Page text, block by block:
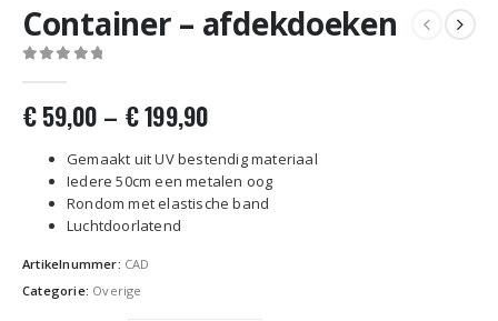
Container – afdekdoeken
€59,00 – €199,90
Gemaakt uit UV bestendig materiaal
Iedere 50cm een metalen oog
Rondom met elastische band
Luchtdoorlatend
Artikelnummer: CAD
Categorie: Overige